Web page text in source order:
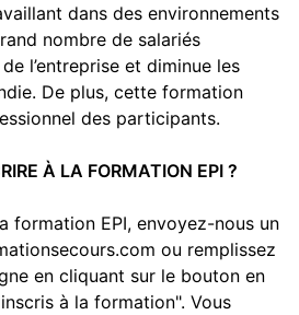
dans des environnements
nombre de salariés
l’entreprise et diminue les
De plus, cette formation
des participants.
À LA FORMATION EPI ?
formation EPI, envoyez-nous un
ou remplissez
en cliquant sur le bouton en
à la formation". Vous